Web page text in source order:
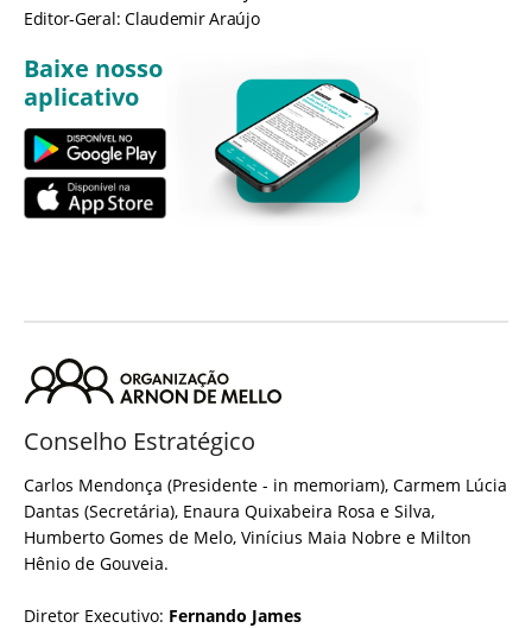
Editor-Geral: Claudemir Araújo
Baixe nosso
aplicativo
Conselho Estratégico
Carlos Mendonça (Presidente - in memoriam), Carmem Lúcia
Dantas (Secretária), Enaura Quixabeira Rosa e Silva,
Humberto Gomes de Melo, Vinícius Maia Nobre e Milton
Hênio de Gouveia.
Diretor Executivo: Fernando James